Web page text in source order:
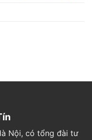
Nội, có tổng đài tư